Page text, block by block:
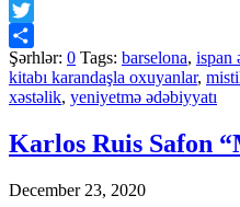
Facebook
Twitter
Share
Şərhlər: 0 Tags: barselona, ispan
kitabı karandaşla oxuyanlar,
xəstəlik, yeniyetmə ədəbiyyatı
Karlos Ruis Safon
December 23, 2020